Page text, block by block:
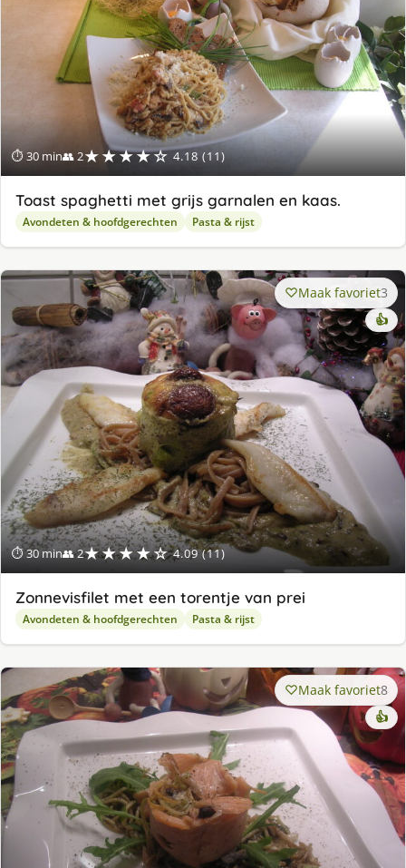
⏱ 30 min👥 2★★★★☆ 4.18 (11)
Toast spaghetti met grijs garnalen en kaas.
Avondeten & hoofdgerechten Pasta & rijst
⏱ 30 min👥 2★★★★☆ 4.09 (11)
Maak favoriet3
👍
Zonnevisfilet met een torentje van prei
Avondeten & hoofdgerechten Pasta & rijst
Maak favoriet8
👍